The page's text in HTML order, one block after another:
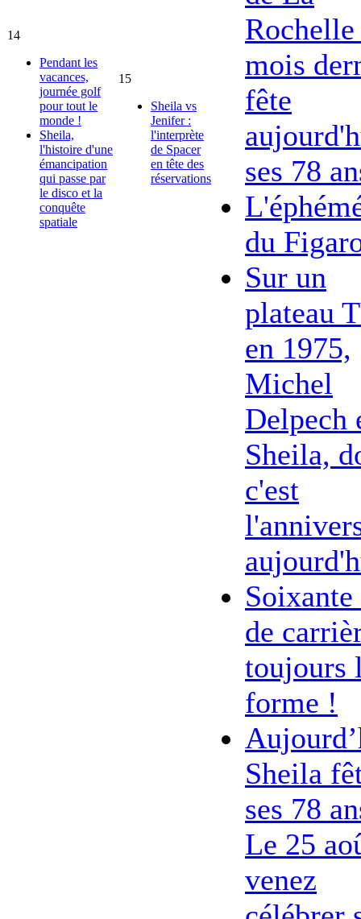
14
Pendant les
vacances,
journée golf
pour tout le
monde !
Sheila,
l'histoire d'une
émancipation
qui passe par
le disco et la
conquête
spatiale
15
Sheila vs
Jenifer :
l'interprète
de Spacer
en tête des
réservations
mois
fête
ses 78
du
Sur un
plateau
en 1975,
Michel
Delpech
Sheila,
c'est
Soixante
de
toujours
forme !
Sheila
ses 78
Le 25
venez